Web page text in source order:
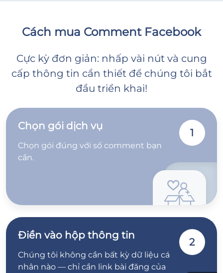
Cách mua Comment Facebook
Cực kỳ đơn giản: nhấp vài nút và cung
cấp thông tin cần thiết để chúng tôi bắt
đầu triển khai!
Chọn gói dịch vụ
Chọn gói đúng với số comment bạn
cần.
1
Điền vào hộp thông tin
Chúng tôi không cần bất kỳ dữ liệu cá
nhân nào — chỉ cần link bài đăng của
2